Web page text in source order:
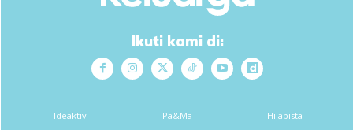
Ikuti kami di:
Ideaktiv Pa&Ma Hijabista